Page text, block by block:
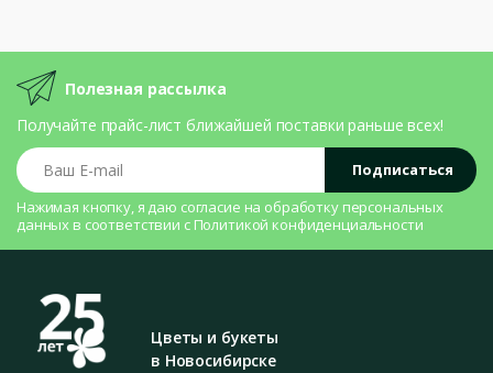
Полезная рассылка
Получайте прайс-лист ближайшей поставки раньше всех!
Ваш E-mail
Подписаться
Нажимая кнопку, я даю согласие на обработку персональных
данных в соответствии с Политикой конфиденциальности
Цветы и букеты
в Новосибирске